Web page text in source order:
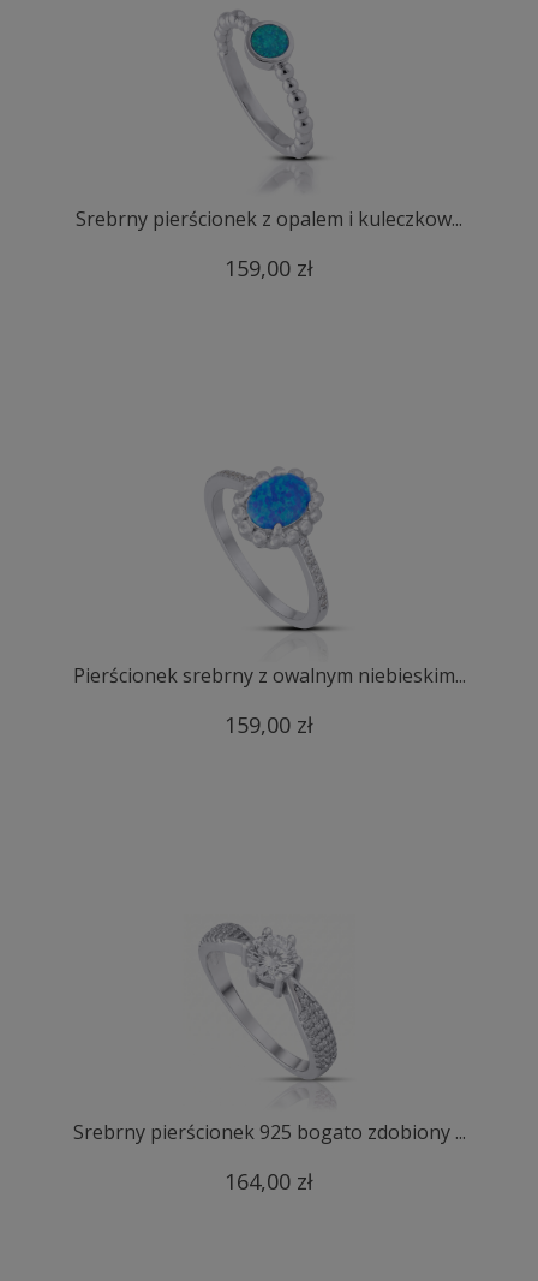
Srebrny pierścionek z opalem i kuleczkow...
159,00 zł
Pierścionek srebrny z owalnym niebieskim...
159,00 zł
Srebrny pierścionek 925 bogato zdobiony ...
164,00 zł